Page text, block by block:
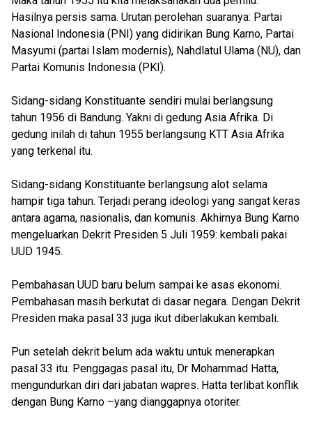
Hasilnya persis sama. Urutan perolehan suaranya: Partai
Nasional Indonesia (PNI) yang didirikan Bung Karno, Partai
Masyumi (partai Islam modernis), Nahdlatul Ulama (NU), dan
Partai Komunis Indonesia (PKI).
Sidang-sidang Konstituante sendiri mulai berlangsung
tahun 1956 di Bandung. Yakni di gedung Asia Afrika. Di
gedung inilah di tahun 1955 berlangsung KTT Asia Afrika
yang terkenal itu.
Sidang-sidang Konstituante berlangsung alot selama
hampir tiga tahun. Terjadi perang ideologi yang sangat keras
antara agama, nasionalis, dan komunis. Akhirnya Bung Karno
mengeluarkan Dekrit Presiden 5 Juli 1959: kembali pakai
UUD 1945.
Pembahasan UUD baru belum sampai ke asas ekonomi.
Pembahasan masih berkutat di dasar negara. Dengan Dekrit
Presiden maka pasal 33 juga ikut diberlakukan kembali.
Pun setelah dekrit belum ada waktu untuk menerapkan
pasal 33 itu. Penggagas pasal itu, Dr Mohammad Hatta,
mengundurkan diri dari jabatan wapres. Hatta terlibat konflik
dengan Bung Karno –yang dianggapnya otoriter.